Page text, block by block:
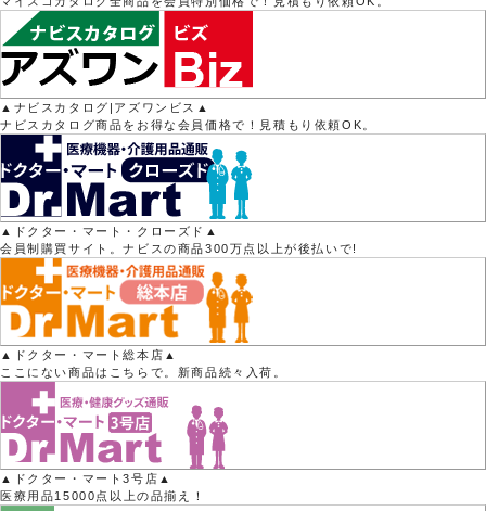
▲ナビスカタログ|アズワンビス▲
ナビスカタログ商品をお得な会員価格で！見積もり依頼OK。
▲ドクター・マート・クローズド▲
会員制購買サイト。ナビスの商品300万点以上が後払いで!
▲ドクター・マート総本店▲
ここにない商品はこちらで。新商品続々入荷。
▲ドクター・マート3号店▲
医療用品15000点以上の品揃え！